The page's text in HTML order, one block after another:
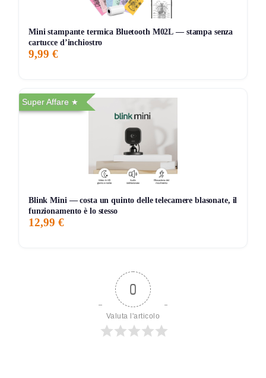
Mini stampante termica Bluetooth M02L — stampa senza
cartucce d’inchiostro
9,99 €
Super Affare
Blink Mini — costa un quinto delle telecamere blasonate, il
funzionamento è lo stesso
12,99 €
0
Valuta l'articolo